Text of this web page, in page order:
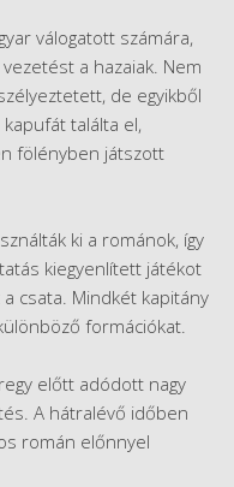
válogatott számára,
a hazaiak. Nem
de egyikből
találta el,
fölényben játszott
ki a románok, így
kiegyenlített játékot
csata. Mindkét kapitány
formációkat.
előtt adódott nagy
A hátralévő időben
román előnnyel